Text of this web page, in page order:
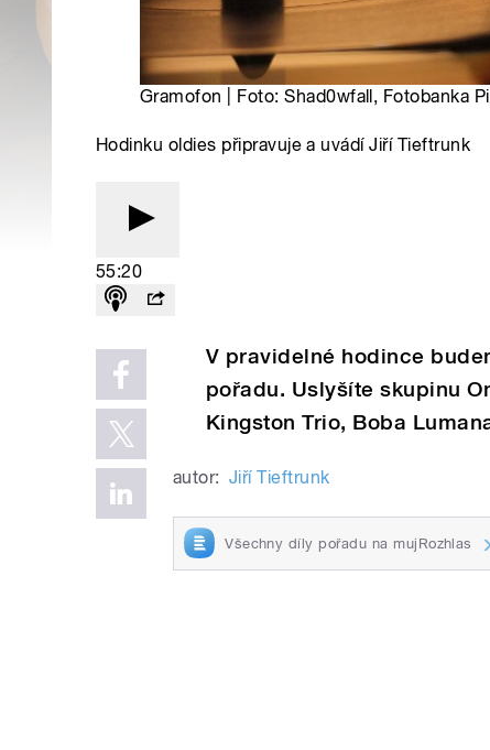
Gramofon | Foto: Shad0wfall, Fotobanka
Hodinku oldies připravuje a uvádí Jiří Tieftrunk
55:20
V pravidelné hodince
pořadu. Uslyšíte skupinu
Kingston Trio, Boba
autor: Jiří Tieftrunk
Všechny díly pořadu na mujRozhlas